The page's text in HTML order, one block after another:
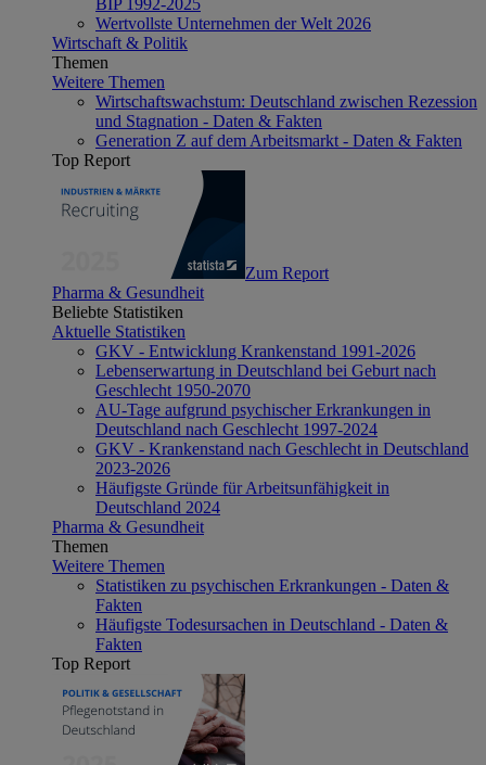
Wertvollste Unternehmen der Welt 2026
Wirtschaft & Politik
Themen
Weitere Themen
Wirtschaftswachstum: Deutschland zwischen Rezession
und Stagnation - Daten & Fakten
Generation Z auf dem Arbeitsmarkt - Daten & Fakten
Top Report
Zum Report
Pharma & Gesundheit
Beliebte Statistiken
Aktuelle Statistiken
GKV - Entwicklung Krankenstand 1991-2026
Lebenserwartung in Deutschland bei Geburt nach
Geschlecht 1950-2070
AU-Tage aufgrund psychischer Erkrankungen in
Deutschland nach Geschlecht 1997-2024
GKV - Krankenstand nach Geschlecht in Deutschland
2023-2026
Häufigste Gründe für Arbeitsunfähigkeit in
Deutschland 2024
Pharma & Gesundheit
Themen
Weitere Themen
Statistiken zu psychischen Erkrankungen - Daten &
Fakten
Häufigste Todesursachen in Deutschland - Daten &
Fakten
Top Report